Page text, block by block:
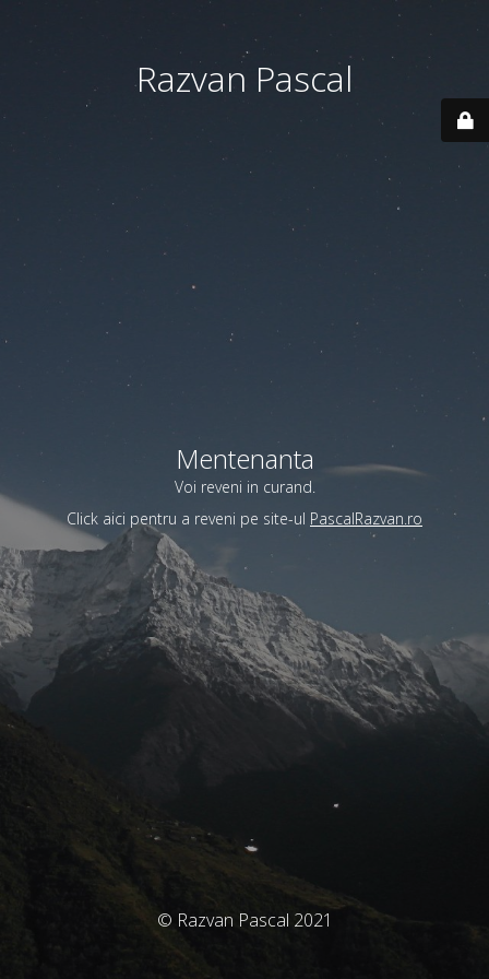
Razvan Pascal
Mentenanta
Voi reveni in curand.
Click aici pentru a reveni pe site-ul PascalRazvan.ro
© Razvan Pascal 2021